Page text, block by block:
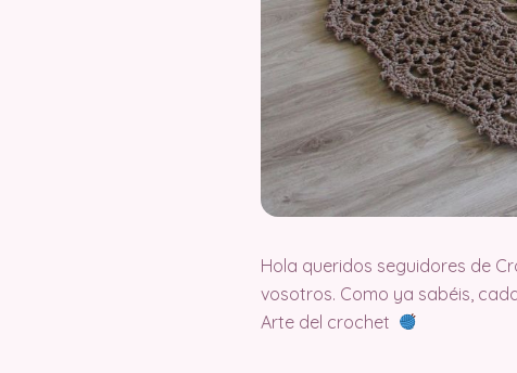
Hola queridos seguidores de
vosotros. Como ya sabéis,
Arte del crochet